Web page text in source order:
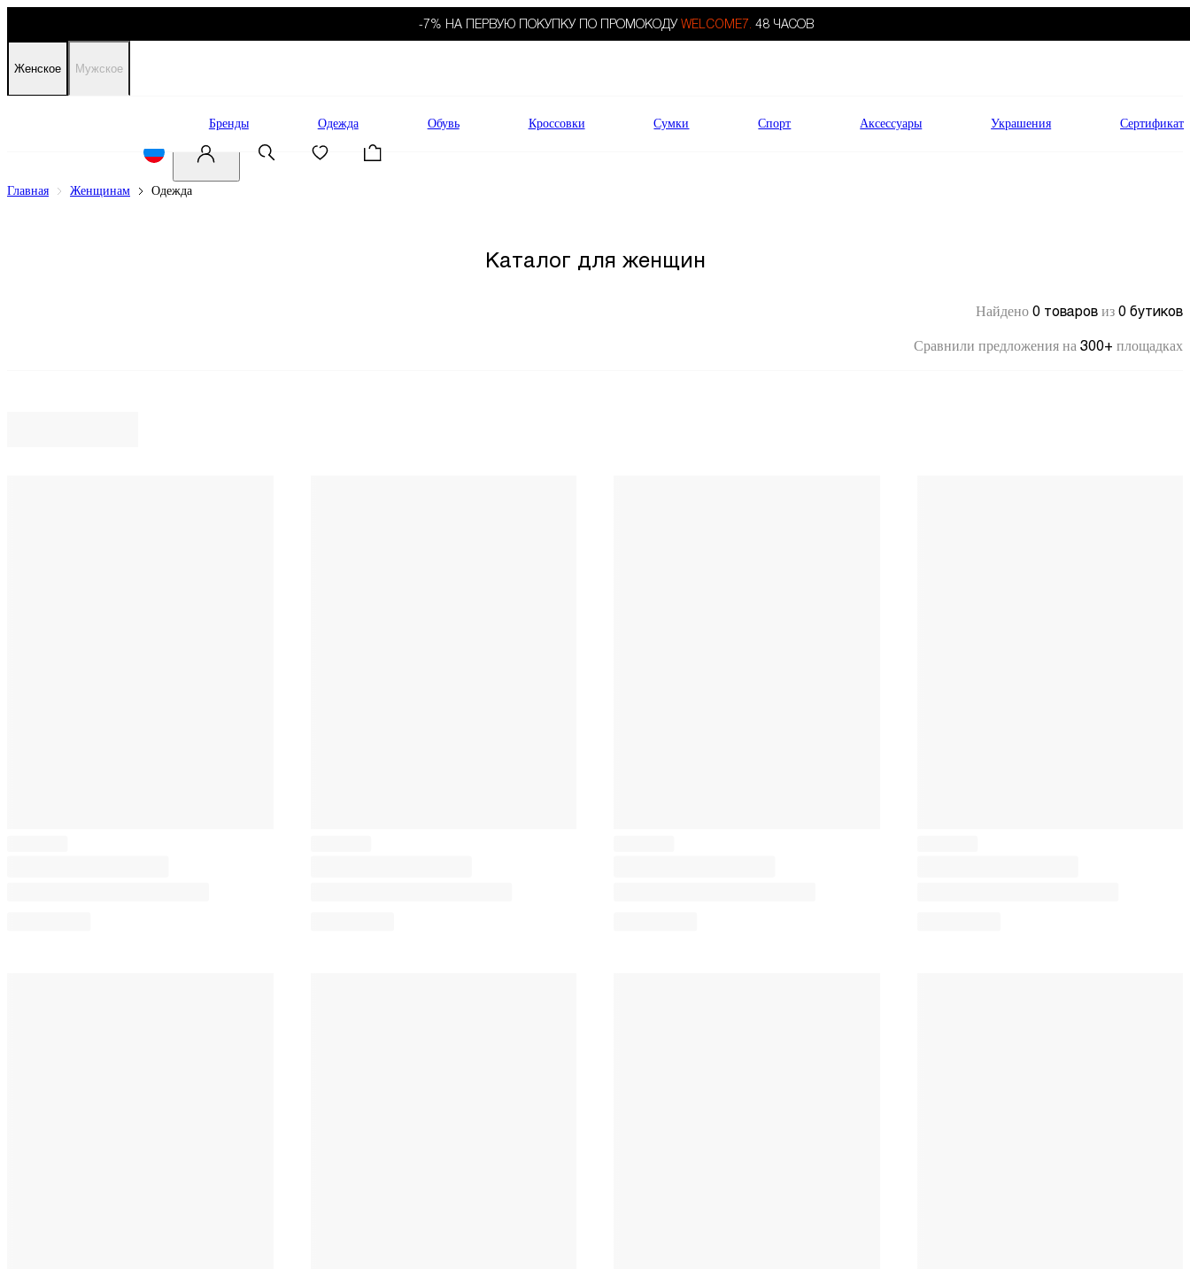
-7% НА ПЕРВУЮ ПОКУПКУ ПО ПРОМОКОДУ WELCOME7. 48 ЧАСОВ
Женское Мужское
Бренды Одежда Обувь Кроссовки Сумки Спорт Аксессуары Украшения Сертификат
Главная Женщинам Одежда
Каталог для женщин
Найдено 0 товаров из 0 бутиков
Сравнили предложения на 300+ площадках